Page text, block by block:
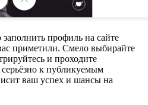
профиль на сайте
приметили. Смело выбирайте
и проходите
к публикуемым
ваш успех и шансы на